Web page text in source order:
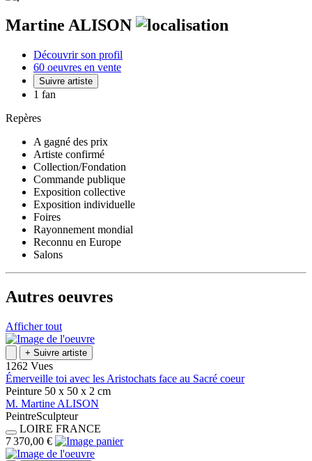
Martine ALISON
Découvrir son profil
60 oeuvres en vente
Suivre artiste
1 fan
Repères
A gagné des prix
Artiste confirmé
Collection/Fondation
Commande publique
Exposition collective
Exposition individuelle
Foires
Rayonnement mondial
Reconnu en Europe
Salons
Autres oeuvres
Afficher tout
+ Suivre artiste
1262 Vues
Émerveille toi avec les Aristochats face au Sacré coeur
Peinture 50 x 50 x 2 cm
M. Martine ALISON
PeintreSculpteur
LOIRE FRANCE
7 370,00 €